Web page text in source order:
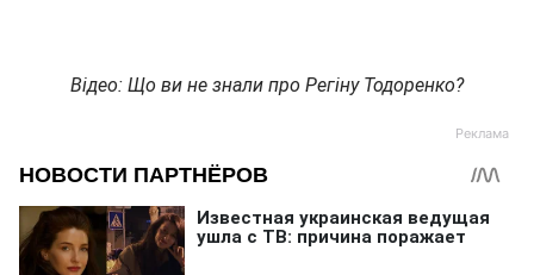
Відео: Що ви не знали про Регіну Тодоренко?